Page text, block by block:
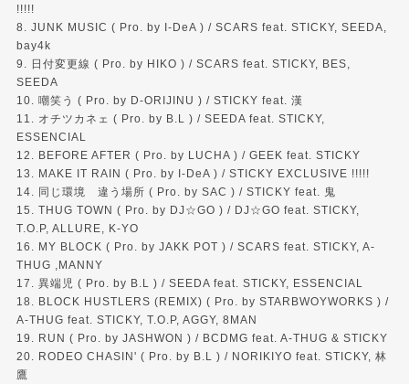
!!!!!
8. JUNK MUSIC ( Pro. by I-DeA ) / SCARS feat. STICKY, SEEDA,
bay4k
9. 日付変更線 ( Pro. by HIKO ) / SCARS feat. STICKY, BES,
SEEDA
10. 嘲笑う ( Pro. by D-ORIJINU ) / STICKY feat. 漢
11. オチツカネェ ( Pro. by B.L ) / SEEDA feat. STICKY,
ESSENCIAL
12. BEFORE AFTER ( Pro. by LUCHA ) / GEEK feat. STICKY
13. MAKE IT RAIN ( Pro. by I-DeA ) / STICKY EXCLUSIVE !!!!!
14. 同じ環境 違う場所 ( Pro. by SAC ) / STICKY feat. 鬼
15. THUG TOWN ( Pro. by DJ☆GO ) / DJ☆GO feat. STICKY,
T.O.P, ALLURE, K-YO
16. MY BLOCK ( Pro. by JAKK POT ) / SCARS feat. STICKY, A-
THUG ,MANNY
17. 異端児 ( Pro. by B.L ) / SEEDA feat. STICKY, ESSENCIAL
18. BLOCK HUSTLERS (REMIX) ( Pro. by STARBWOYWORKS ) /
A-THUG feat. STICKY, T.O.P, AGGY, 8MAN
19. RUN ( Pro. by JASHWON ) / BCDMG feat. A-THUG & STICKY
20. RODEO CHASIN' ( Pro. by B.L ) / NORIKIYO feat. STICKY, 林
鷹